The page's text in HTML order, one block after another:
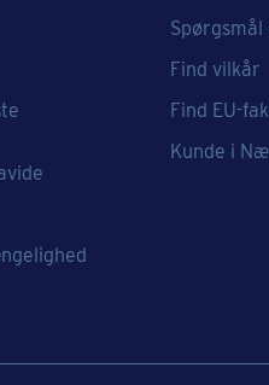
Spørgsmål
Find vilkår
Find EU-
Kunde i